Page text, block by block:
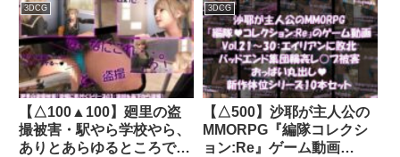
Japan）＃011-J日本語版
［台風接近！暴風警戒警報
発令！その現場をリポー
ト！］｜d_436598│
Libido-Labo
要される:Vol.001『ただの
話題作りとのことで電源
OFF（のはず）のカメラが
4台、ローアングルから彼
女のスカート内を覗き込む
ように設置されている』｜
d_679509
3DCG
【△100▲100】廻里の盗
撮被害・駅やら学校やら、
ありとあらゆるところでス
3DCG
【△500】沙耶が主人公の
MMORPG『編隊コレクシ
ョン:Re』ゲーム動画